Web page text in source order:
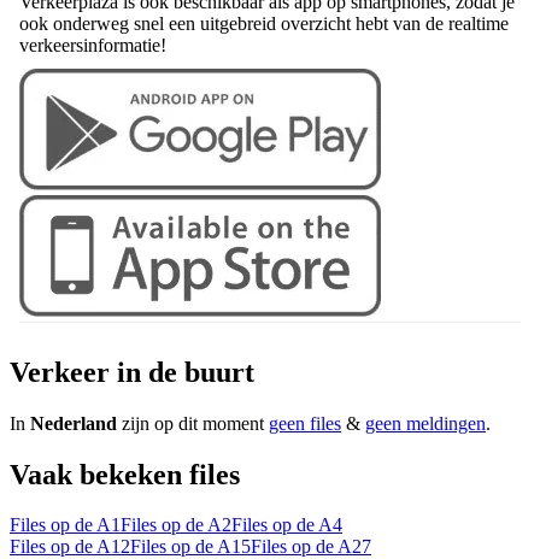
ook onderweg snel een uitgebreid overzicht hebt van de realtime
verkeersinformatie!
Verkeer in de buurt
In Nederland zijn op dit moment geen files & geen meldingen.
Vaak bekeken files
Files op de A1Files op de A2Files op de A4
Files op de A12Files op de A15Files op de A27